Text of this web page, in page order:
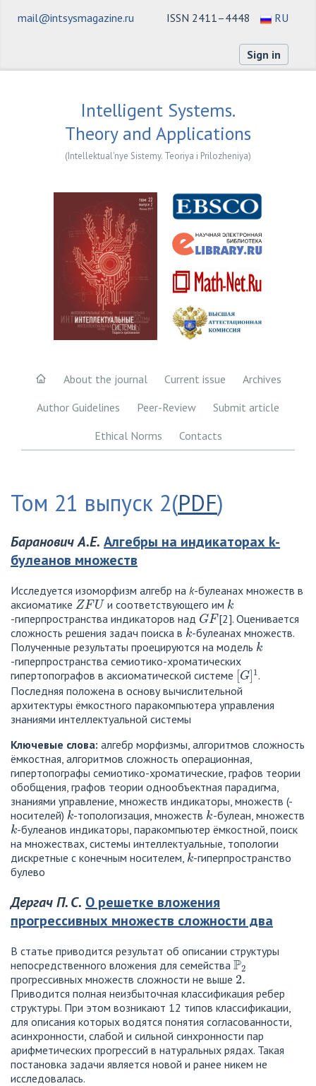
ISSN 2411–4448 RU
mail@intsysmagazine.ru
Sign in
Intelligent Systems.
Theory and Applications
(Intellektual'nye Sistemy. Teoriya i Prilozheniya)
About the journal Current issue
Archives
Author Guidelines
Peer-Review
Submit article
Ethical Norms
Contacts
Том 21 выпуск 2(PDF)
Баранович А.Е. Алгебры на индикаторах k-
булеанов множеств
Исследуется изоморфизм алгебр на k-булеанах множеств в
аксиоматике ZFU и соответствующего им k
-гиперпространства индикаторов над GF [2]. Оценивается
сложность решения задач поиска в k-булеанах множеств.
Полученные результаты проецируются на модель k
-гиперпространства семиотико-хроматических
гипертопографов в аксиоматической системе [G]1.
Последняя положена в основу вычислительной
архитектуры ёмкостного паракомпьютера управления
знаниями интеллектуальной системы
Ключевые слова: алгебр морфизмы, алгоритмов сложность
ёмкостная, алгоритмов сложность операционная,
гипертопографы семиотико-хроматические, графов теории
обобщения, графов теории однообъектная парадигма,
знаниями управление, множеств индикаторы, множеств (-
носителей) k-топологизация, множеств k-булеан, множеств
k-булеанов индикаторы, паракомпьютер ёмкостной, поиск
на множествах, системы интеллектуальные, топологии
дискретные с конечным носителем, k-гиперпространство
булево
Дергач П. С. О решетке вложения
прогрессивных множеств сложности два
В статье приводится результат об описании структуры
непосредственного вложения для семейства P2
прогрессивных множеств сложности не выше 2.
Приводится полная неизбыточная классификация ребер
структуры. При этом возникают 12 типов классификации,
для описания которых водятся понятия согласованности,
асинхронности, слабой и сильной синхронности пар
арифметических прогрессий в натуральных рядах. Такая
постановка задачи является новой и ранее никем не
исследовалась.